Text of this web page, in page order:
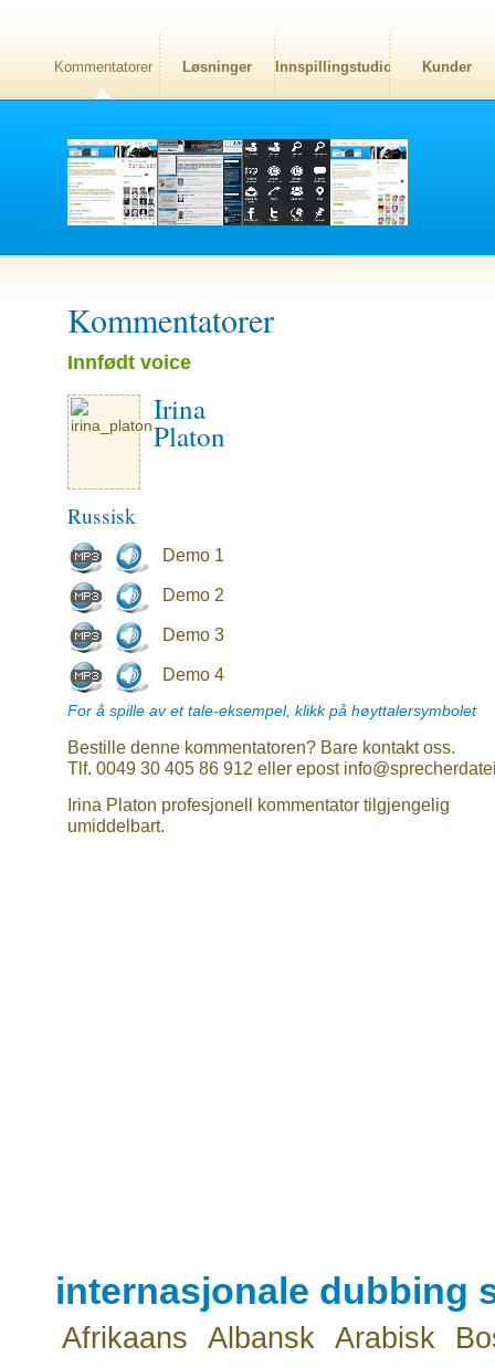
Kommentatorer Løsninger Innspillingstudio Kunder
Kommentatorer
Innfødt voice
Irina
Platon
Russisk
Demo 1
Demo 2
Demo 3
Demo 4
For å spille av et tale-eksempel, klikk på høyttalersymbolet
Bestille denne kommentatoren? Bare kontakt oss.
Tlf. 0049 30 405 86 912 eller epost
Irina Platon profesjonell kommentator tilgjengelig
umiddelbart.
internasjonale dubbing
Afrikaans Albansk Arabisk